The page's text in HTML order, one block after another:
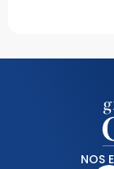
NOS